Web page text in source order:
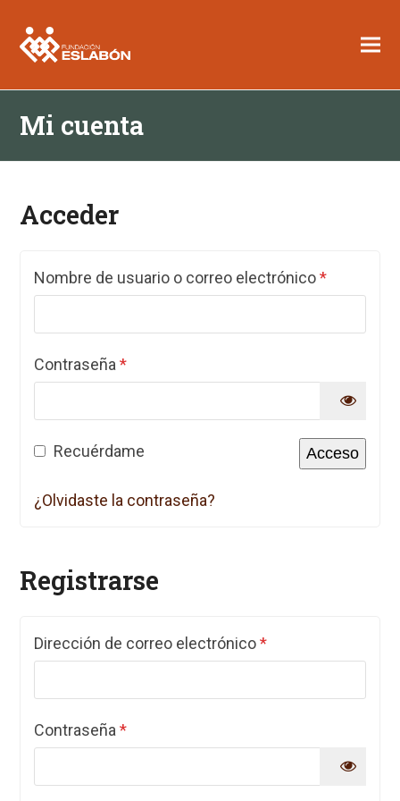
Mi cuenta
Acceder
Nombre de usuario o correo electrónico*
Contraseña*Obligatorio
Recuérdame Acceso
¿Olvidaste la contraseña?
Registrarse
Dirección de correo electrónico*Obligatorio
Contraseña*Obligatorio